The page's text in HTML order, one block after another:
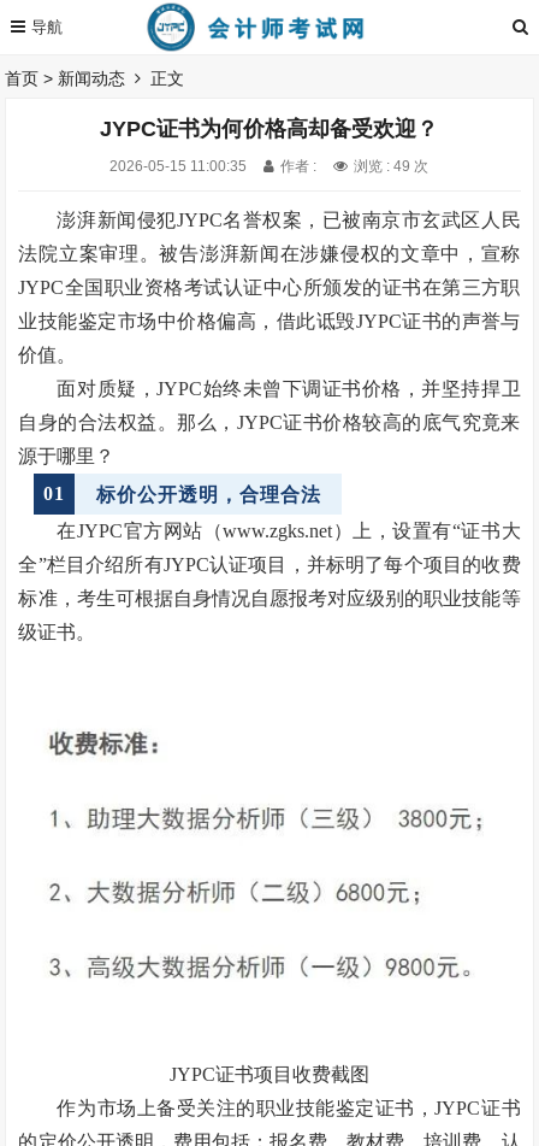
首页 > 新闻动态 正文
JYPC证书为何价格高却备受欢迎？
2026-05-15 11:00:35 作者 : 浏览 : 49 次
澎湃新闻侵犯JYPC名誉权案，已被南京市玄武区人民
法院立案审理。被告澎湃新闻在涉嫌侵权的文章中，宣称
JYPC全国职业资格考试认证中心所颁发的证书在第三方职
业技能鉴定市场中价格偏高，借此诋毁JYPC证书的声誉与
价值。
面对质疑，JYPC始终未曾下调证书价格，并坚持捍卫
自身的合法权益。那么，JYPC证书价格较高的底气究竟来
源于哪里？
01
标价公开透明，合理合法
在JYPC官方网站（www.zgks.net）上，设置有“证书大
全”栏目介绍所有JYPC认证项目，并标明了每个项目的收费
标准，考生可根据自身情况自愿报考对应级别的职业技能等
级证书。
JYPC证书项目收费截图
作为市场上备受关注的职业技能鉴定证书，JYPC证书
的定价公开透明，费用包括：报名费、教材费、培训费、认